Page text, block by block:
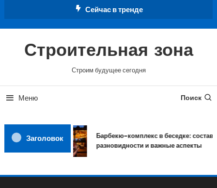
Сейчас в тренде
Строительная зона
Строим будущее сегодня
Меню Поиск
Заголовок
Барбекю-комплекс в беседке: состав,
разновидности и важные аспекты